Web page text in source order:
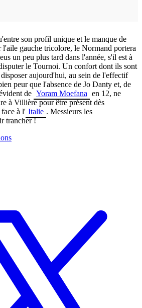
son profil unique et le manque de
l'aile gauche tricolore, le Normand portera
un peu plus tard dans l'année, s'il est à
le Tournoi. Un confort dont ils sont
aujourd'hui, au sein de l'effectif
peur que l'absence de Jo Danty et, de
de Yoram Moefana en 12, ne
à Villière pour être présent dès
à l' Italie . Messieurs les
trancher !